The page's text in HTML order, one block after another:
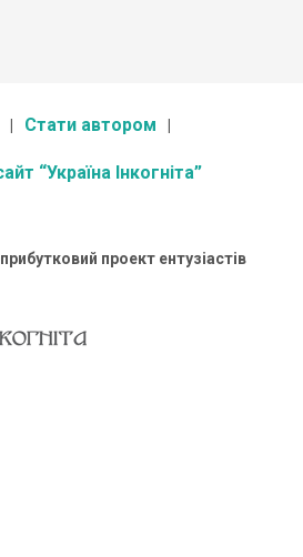
Стати автором
“Україна Інкогніта”
проект ентузіастів